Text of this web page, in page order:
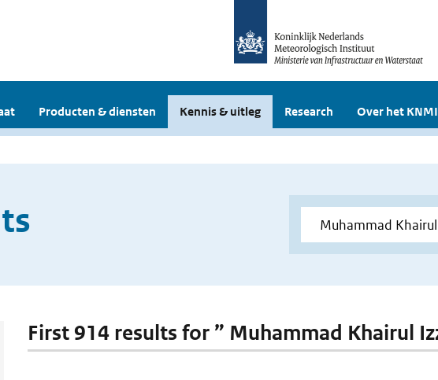
Producten & diensten Kennis & uitleg Research Over het KNMI
First 914 results for ” Muhammad Khairul